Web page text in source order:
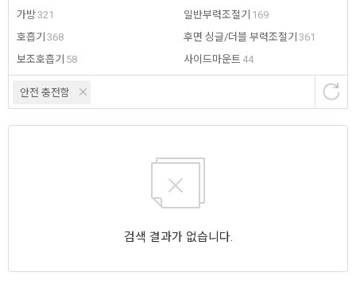
가방321
호흡기 368
보조호흡기 58
일반부력조절기 169
후면 싱글/더블 부력조절기 361
사이드마운트 44
안전 충전함
검색 결과가 없습니다.